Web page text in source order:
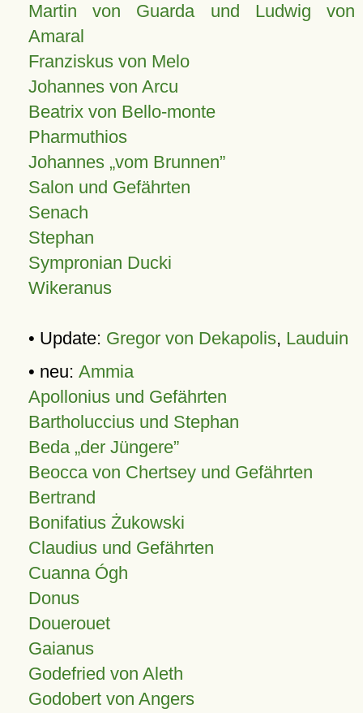
Martin von Guarda und Ludwig von
Amaral
Franziskus von Melo
Johannes von Arcu
Beatrix von Bello-monte
Pharmuthios
Johannes vom Brunnen
Salon und Gefährten
Senach
Stephan
Sympronian Ducki
Wikeranus
• Update: Gregor von Dekapolis, Lauduin
• neu: Ammia
Apollonius und Gefährten
Bartholuccius und Stephan
Beda „der Jüngere”
Beocca von Chertsey und Gefährten
Bertrand
Bonifatius Żukowski
Claudius und Gefährten
Cuanna Ógh
Donus
Douerouet
Gaianus
Godefried von Aleth
Godobert von Angers